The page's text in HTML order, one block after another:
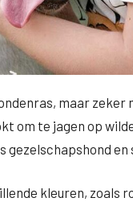
maar
om te jagen op
en
kleuren, zoals